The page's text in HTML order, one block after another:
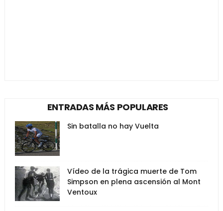
ENTRADAS MÁS POPULARES
Sin batalla no hay Vuelta
Vídeo de la trágica muerte de Tom
Simpson en plena ascensión al Mont
Ventoux